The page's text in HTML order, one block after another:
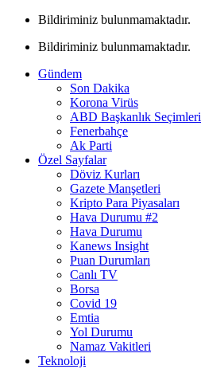
Bildiriminiz bulunmamaktadır.
Bildiriminiz bulunmamaktadır.
Gündem
Son Dakika
Korona Virüs
ABD Başkanlık Seçimleri
Fenerbahçe
Ak Parti
Özel Sayfalar
Döviz Kurları
Gazete Manşetleri
Kripto Para Piyasaları
Hava Durumu #2
Hava Durumu
Kanews Insight
Puan Durumları
Canlı TV
Borsa
Covid 19
Emtia
Yol Durumu
Namaz Vakitleri
Teknoloji